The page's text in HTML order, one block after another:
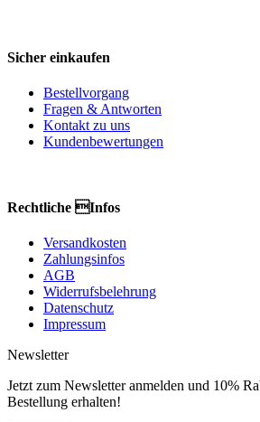
Sicher einkaufen
Bestellvorgang
Fragen & Antworten
Kontakt zu uns
Kundenbewertungen
Rechtliche Infos
Versandkosten
Zahlungsinfos
AGB
Widerrufsbelehrung
Datenschutz
Impressum
Newsletter
Jetzt zum Newsletter anmelden und 10%
Bestellung erhalten!